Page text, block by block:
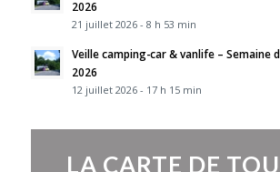
2026
21 juillet 2026 - 8 h 53 min
Veille camping-car & vanlife – Semaine
2026
12 juillet 2026 - 17 h 15 min
LA CARTE DE